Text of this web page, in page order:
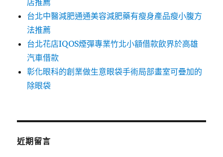
店推薦
台北中醫減肥通通美容減肥藥有瘦身產品瘦小腹方
法推薦
台北花店IQOS煙彈專業竹北小額借款飲界於高雄
汽車借款
彰化眼科的創業做生意眼袋手術局部畫室可疊加的
除眼袋
近期留言